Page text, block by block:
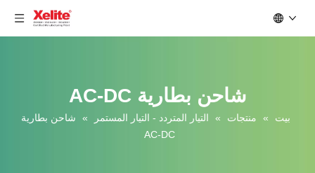
شاحن بطارية AC-DC
بيت » منتجات » التيار المتردد - التيار المستمر »
شاحن بطارية
AC-DC